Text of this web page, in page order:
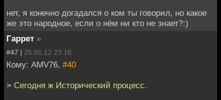
нет, я конечно догадался о ком ты говорил, но какое
же это народное, если о нём ни кто не знает?:)
Гаррет »
#47 | 25.01.12 23:16
Кому: AMV76, #40
> Сегодня ж Исторический процесс.